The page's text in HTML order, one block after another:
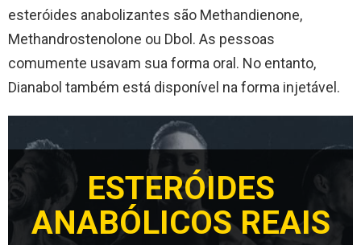
esteróides anabolizantes são Methandienone,
Methandrostenolone ou Dbol. As pessoas
comumente usavam sua forma oral. No entanto,
Dianabol também está disponível na forma injetável.
ESTERÓIDES
ANABÓLICOS REAIS